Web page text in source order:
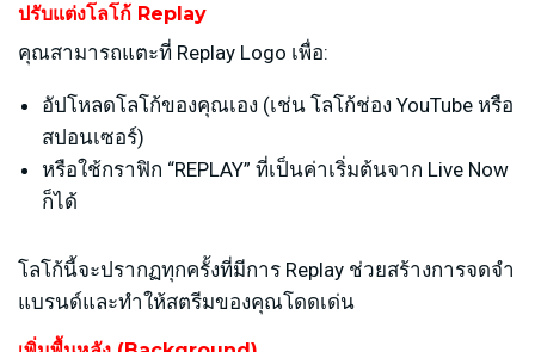
ปรับแต่งโลโก้ Replay
คุณสามารถแตะที่ Replay Logo เพื่อ:
อัปโหลดโลโก้ของคุณเอง (เช่น โลโก้ช่อง YouTube หรือ
สปอนเซอร์)
หรือใช้กราฟิก “REPLAY” ที่เป็นค่าเริ่มต้นจาก Live Now
ก็ได้
โลโก้นี้จะปรากฏทุกครั้งที่มีการ Replay ช่วยสร้างการจดจำ
แบรนด์และทำให้สตรีมของคุณโดดเด่น